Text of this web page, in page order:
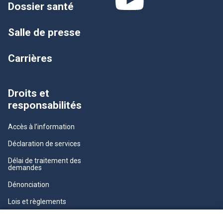
Dossier santé
Salle de presse
Carrières
Droits et
responsabilités
Accès à l’information
Déclaration de services
Délai de traitement des
demandes
Dénonciation
Lois et règlements